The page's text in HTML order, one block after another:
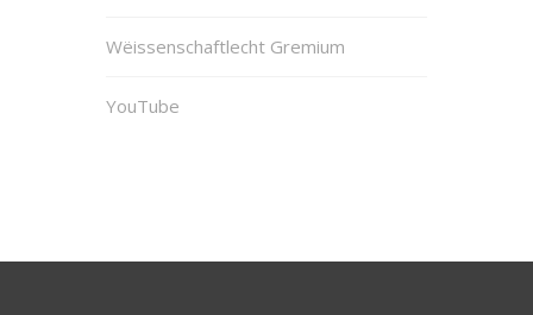
Wëissenschaftlecht Gremium
YouTube